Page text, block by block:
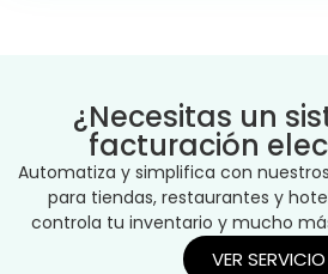
¿Necesitas un
facturación
Automatiza y simplifica con
para tiendas, restaurantes y
controla tu inventario y mucho
VER SERVICIO